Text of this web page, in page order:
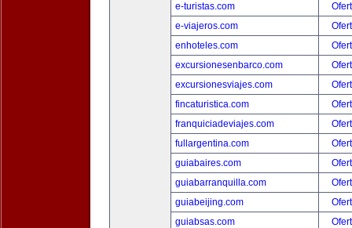
e-turistas.com
e-viajeros.com
enhoteles.com
excursionesenbarco.com
excursionesviajes.com
fincaturistica.com
franquiciadeviajes.com
fullargentina.com
guiabaires.com
guiabarranquilla.com
guiabeijing.com
guiabsas.com